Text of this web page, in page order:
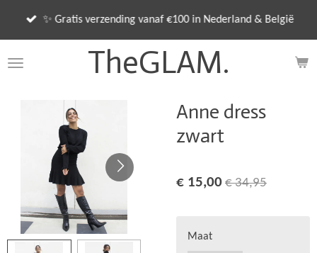
de
TheGLAM.
✨ Gratis verzending vanaf €100 in Nederland & België
Anne dress
zwart
€ 15,00 € 34,95
Maat